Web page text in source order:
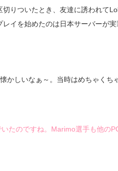
切りついたとき、友達に誘われて
レイを始めたのは日本サーバーが
かしいなぁ～。当時はめちゃくち
たのですね。Marimo選手も他の